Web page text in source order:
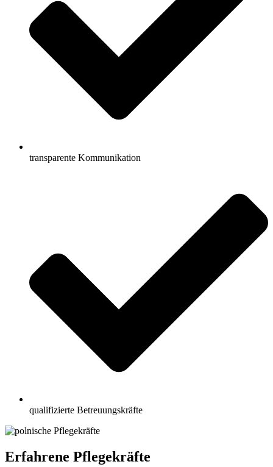
transparente Kommunikation
qualifizierte Betreuungskräfte
Erfahrene Pflegekräfte